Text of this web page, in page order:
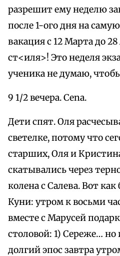
разрешит ему неделю
после 1-ого дня на
вакация с 12 Марта до
ст<иля>! Это неделя
ученика не думаю,
9 1/2 вечера. Cena.
Дети спят. Оля
светелке, потому что
старших, Оля и
скатывались через
колена с Салева. Вот
Куни: утром к восьми
вместе с Марусей
столовой: 1) Сереже… но
долгий эпос завтра